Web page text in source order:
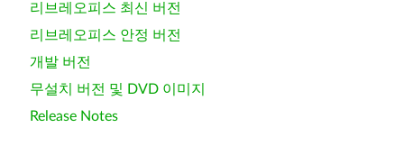
리브레오피스 최신 버전
리브레오피스 안정 버전
개발 버전
무설치 버전 및 DVD 이미지
Release Notes